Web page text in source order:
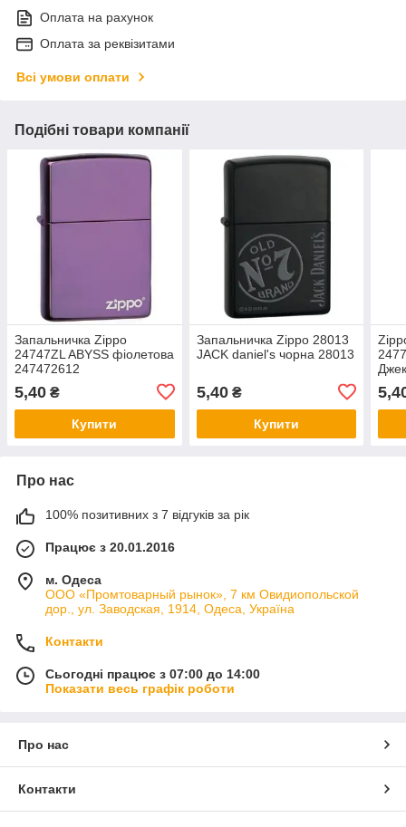
Оплата на рахунок
Оплата за реквізитами
Всі умови оплати
Подібні товари компанії
Запальничка Zippo
24747ZL ABYSS фіолетова
247472612
5,40 ₴
Купити
Запальничка Zippo 28013
JACK daniel's чорна 28013
5,40₴
Купити
Про нас
100% позитивних з 7 відгуків за рік
Працює з 20.01.2016
м. Одеса
ООО «Промтоварный рынок», 7 км Овидиопольской
дор., ул. Заводская, 1914, Одеса, Україна
Контакти
Сьогодні працює з 07:00 до 14:00
Показати весь графік роботи
Про нас
Контакти